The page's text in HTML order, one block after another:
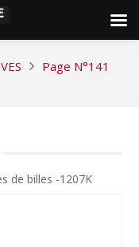
Page N°141
de billes -1207K